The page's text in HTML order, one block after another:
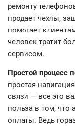
ремонту
продает чехлы,
помогает
человек тратит
сервисом.
Простой процесс
простая
связи — все это
польза в том, что
оплаты. Ведь